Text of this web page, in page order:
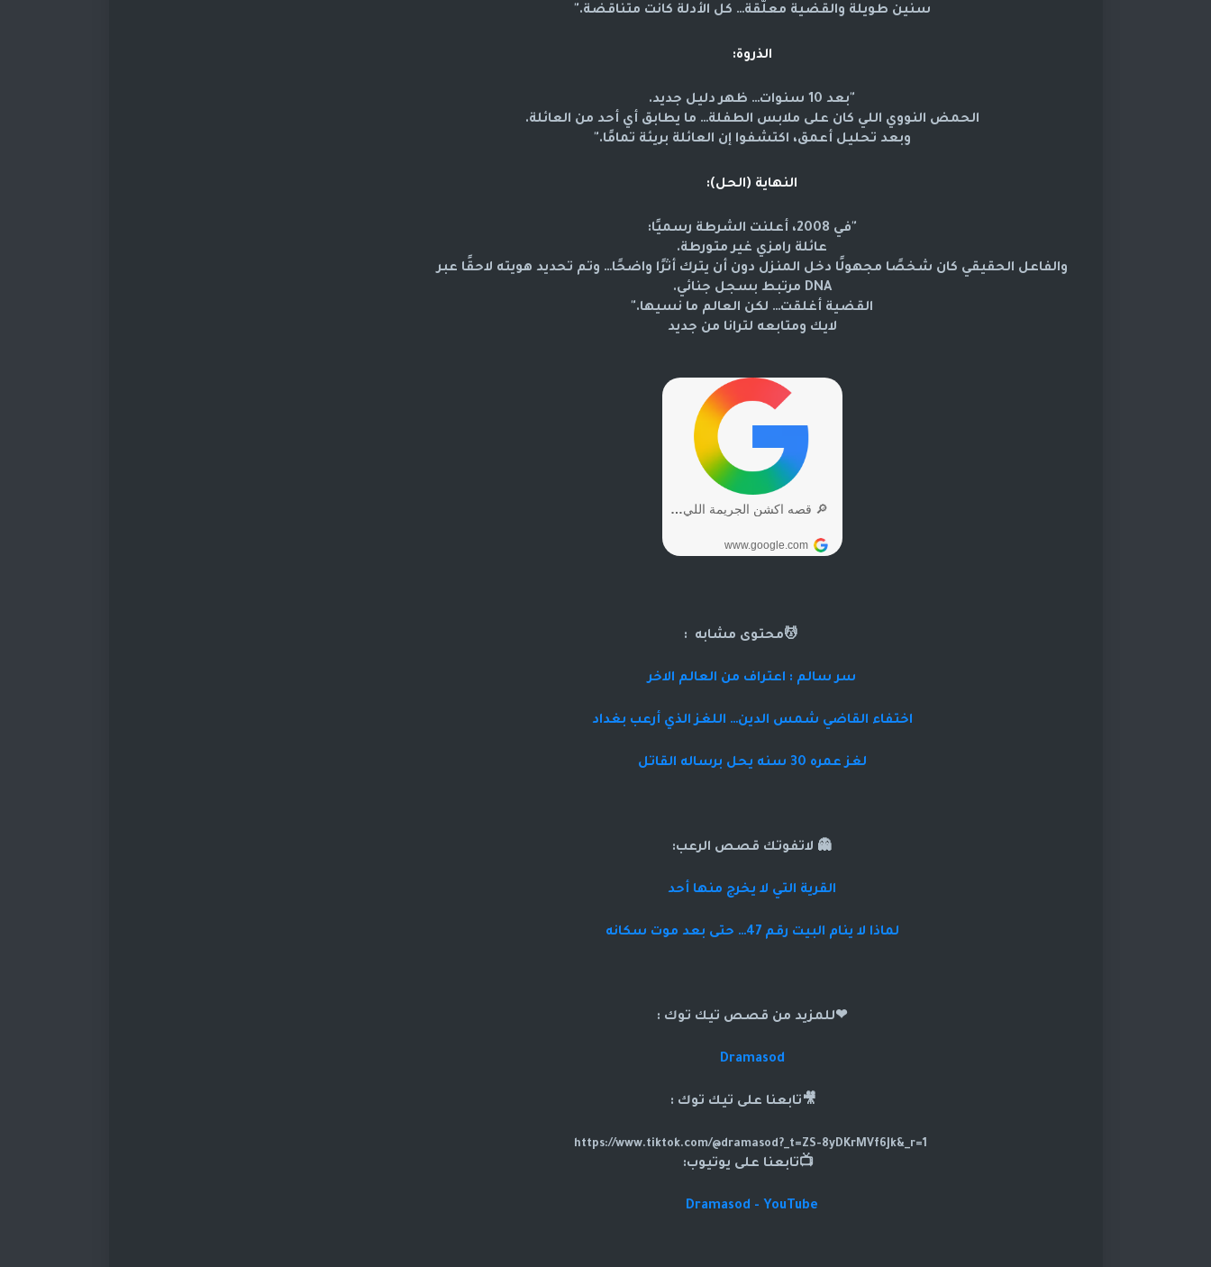
سنين طويلة والقضية معلّقة… كل الأدلة كانت متناقضة."
الذروة:
"بعد 10 سنوات… ظهر دليل جديد.
الحمض النووي اللي كان على ملابس الطفلة… ما يطابق أي أحد من العائلة.
وبعد تحليل أعمق، اكتشفوا إن العائلة بريئة تمامًا."
النهاية (الحل):
"في 2008، أعلنت الشرطة رسميًا:
عائلة رامزي غير متورطة.
والفاعل الحقيقي كان شخصًا مجهولًا دخل المنزل دون أن يترك أثرًا واضحًا… وتم تحديد هويته لاحقًا عبر
DNA مرتبط بسجل جنائي.
القضية أغلقت… لكن العالم ما نسيها."
لايك ومتابعه لترانا من جديد
💆محتوى مشابه :
سر سالم : اعتراف من العالم الاخر
اختفاء القاضي شمس الدين… اللغز الذي أرعب بغداد
لغز عمره 30 سنه يحل برساله القاتل
👻 لاتفوتك قصص الرعب:
القرية التي لا يخرج منها أحد
لماذا لا ينام البيت رقم 47… حتى بعد موت سكانه
❤للمزيد من قصص تيك توك :
Dramasod
🎥تابعنا على تيك توك :
📺تابعنا على يوتيوب:
Dramasod - YouTube